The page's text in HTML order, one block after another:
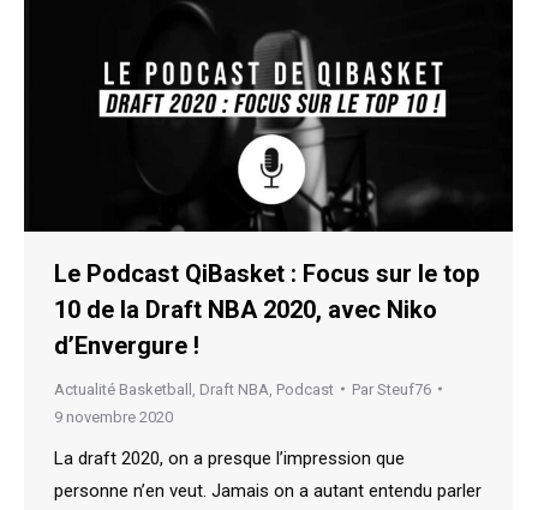
Le Podcast QiBasket : Focus sur le top
10 de la Draft NBA 2020, avec Niko
d’Envergure !
Actualité Basketball Draft NBA Podcast Par Steuf76
9 novembre 2020
La draft 2020, on a presque l’impression que
personne n’en veut. Jamais on a autant entendu parler